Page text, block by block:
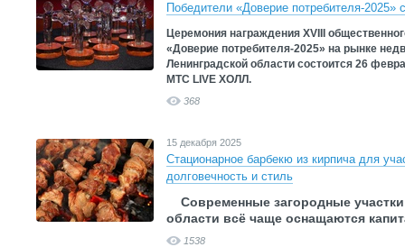
Победители «Доверие потребителя-2025»
Церемония награждения XVIII
«Доверие потребителя-2025» на рынке
Ленинградской области состоится 26
MTC LIVE ХОЛЛ.
368
15 декабря 2025
Стационарное барбекю из кирпича для
долговечность и стиль
Современные загородные
области всё чаще оснащаются
1538